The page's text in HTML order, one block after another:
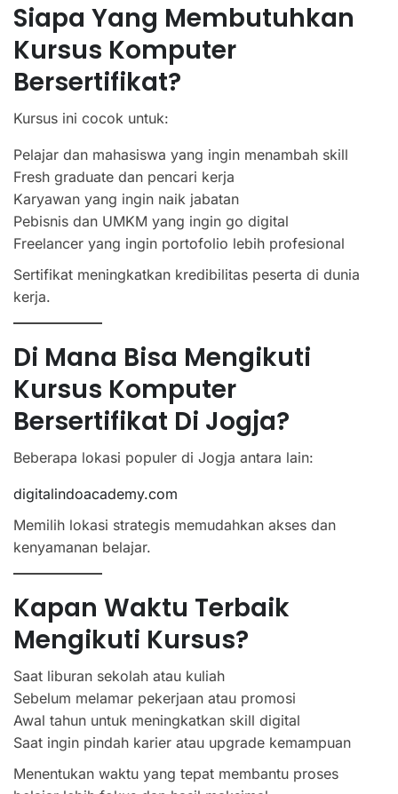
Siapa Yang Membutuhkan
Kursus Komputer
Bersertifikat?
Kursus ini cocok untuk:
Pelajar dan mahasiswa yang ingin menambah skill
Fresh graduate dan pencari kerja
Karyawan yang ingin naik jabatan
Pebisnis dan UMKM yang ingin go digital
Freelancer yang ingin portofolio lebih profesional
Sertifikat meningkatkan kredibilitas peserta di dunia
kerja.
Di Mana Bisa Mengikuti
Kursus Komputer
Bersertifikat Di Jogja?
Beberapa lokasi populer di Jogja antara lain:
digitalindoacademy.com
Memilih lokasi strategis memudahkan akses dan
kenyamanan belajar.
Kapan Waktu Terbaik
Mengikuti Kursus?
Saat liburan sekolah atau kuliah
Sebelum melamar pekerjaan atau promosi
Awal tahun untuk meningkatkan skill digital
Saat ingin pindah karier atau upgrade kemampuan
Menentukan waktu yang tepat membantu proses